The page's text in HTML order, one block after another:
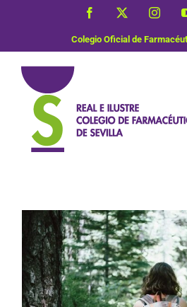
Facebook
Colegio Oficial de